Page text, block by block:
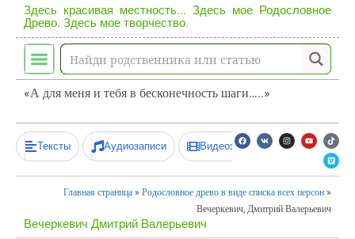
Здесь красивая местность... Здесь мое Родословное
Древо. Здесь мое творчество.
«А для меня и тебя в бесконечность шаги…..»
Тексты Аудиозаписи Видеозаписи
Главная страница » Родословное древо в виде списка всех персон »
Вечеркевич, Дмитрий Валерьевич
Вечеркевич Дмитрий Валерьевич